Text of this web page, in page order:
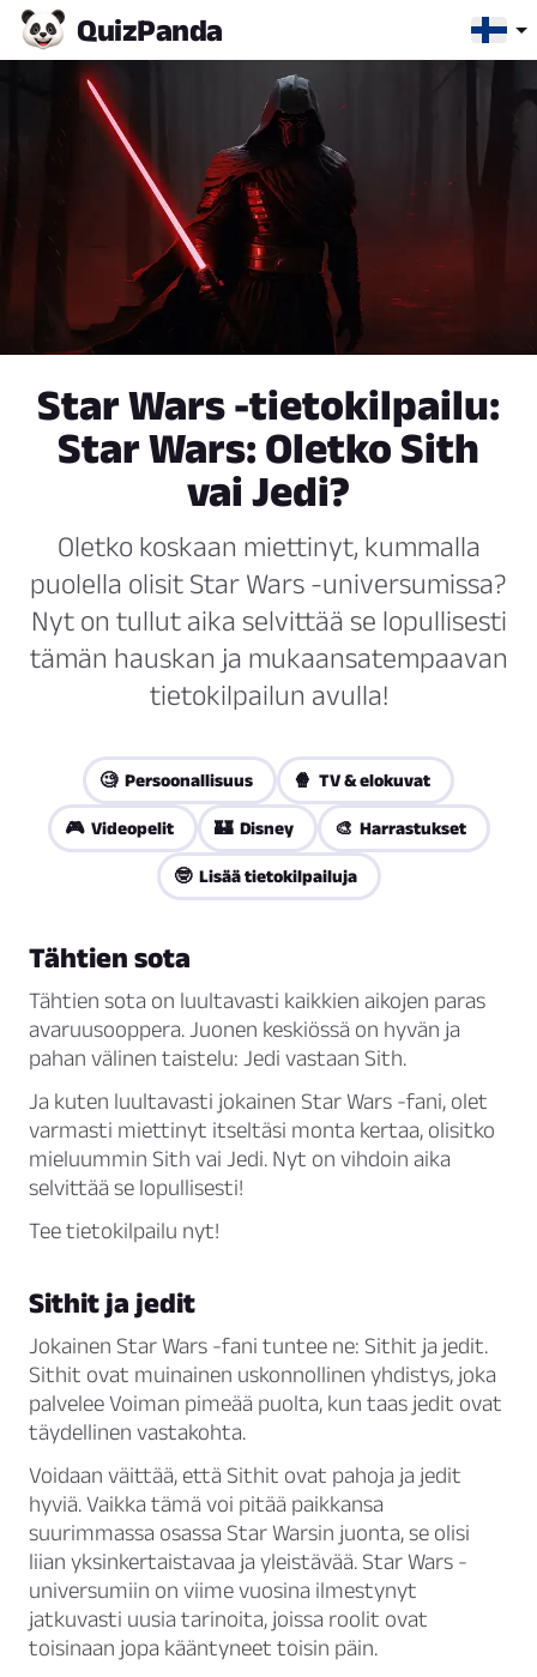
QuizPanda
Star Wars -tietokilpailu:
Star Wars: Oletko Sith
vai Jedi?
Oletko koskaan miettinyt, kummalla
puolella olisit Star Wars -universumissa?
Nyt on tullut aika selvittää se lopullisesti
tämän hauskan ja mukaansatempaavan
tietokilpailun avulla!
🧐 Persoonallisuus 🍿 TV & elokuvat
🎮 Videopelit 🏰 Disney 🎨 Harrastukset
🤓 Lisää tietokilpailuja
Tähtien sota
Tähtien sota on luultavasti kaikkien aikojen paras
avaruusooppera. Juonen keskiössä on hyvän ja
pahan välinen taistelu: Jedi vastaan Sith.
Ja kuten luultavasti jokainen Star Wars -fani, olet
varmasti miettinyt itseltäsi monta kertaa, olisitko
mieluummin Sith vai Jedi. Nyt on vihdoin aika
selvittää se lopullisesti!
Tee tietokilpailu nyt!
Sithit ja jedit
Jokainen Star Wars -fani tuntee ne: Sithit ja jedit.
Sithit ovat muinainen uskonnollinen yhdistys, joka
palvelee Voiman pimeää puolta, kun taas jedit ovat
täydellinen vastakohta.
Voidaan väittää, että Sithit ovat pahoja ja jedit
hyviä. Vaikka tämä voi pitää paikkansa
suurimmassa osassa Star Warsin juonta, se olisi
liian yksinkertaistavaa ja yleistävää. Star Wars -
universumiin on viime vuosina ilmestynyt
jatkuvasti uusia tarinoita, joissa roolit ovat
toisinaan jopa kääntyneet toisin päin.